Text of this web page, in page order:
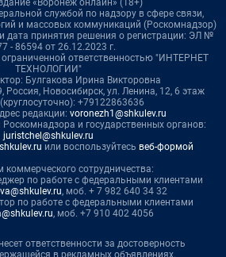
«Воронеж онлайн» (18+)
службой по надзору в сфере связи,
и массовых коммуникаций (Роскомнадзор)
дата принятия решения о регистрации: ЭЛ №
- 86594 от 26.12.2023 г.
ответственностью "ИНТЕРНЕТ
ТЕХНОЛОГИИ"
Булгакова Ирина Викторовна
Россия, Новосибирск, ул. Ленина, 12, 6 этаж
+79122863636
редакции: voronezh1@shkulev.ru
и государственных органов:
juristchel@shkulev.ru
или воспользуйтесь веб-формой
коммерческого сотрудничества:
по работе с федеральными клиентами
, моб. + 7 982 640 34 32
по работе с федеральными клиентами
, моб. +7 910 402 4056
ответственности за достоверность